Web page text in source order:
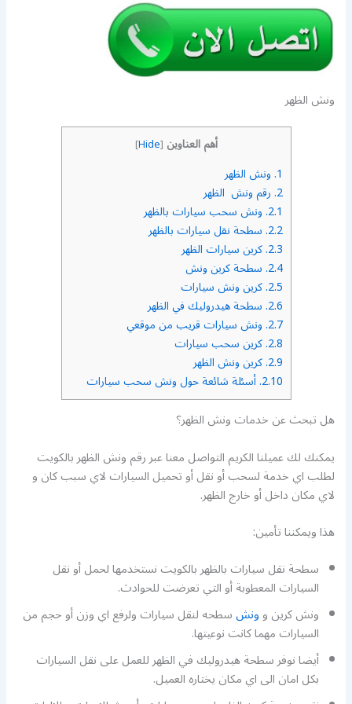
ونش الظهر
أهم العناوين [
Hide
]
1. ونش الظهر
2. رقم ونش الظهر
2.1. ونش سحب سيارات بالظهر
2.2. سطحة نقل سيارات بالظهر
2.3. كرين سيارات الظهر
2.4. سطحة كرين ونش
2.5. كرين ونش سيارات
2.6. سطحة هيدروليك في الظهر
2.7. ونش سيارات قريب من موقعي
2.8. كرين سحب سيارات
2.9. كرين ونش الظهر
2.10. أسئلة شائعة حول ونش سحب سيارات
هل تبحث عن خدمات ونش الظهر؟
يمكنك لك عميلنا الكريم التواصل معنا عبر رقم ونش الظهر بالكويت
لطلب اي خدمة لسحب أو نقل أو تحميل السيارات لاي سبب كان و
لاي مكان داخل أو خارج الظهر.
هذا ويمكننا تأمين:
سطحة نقل سيارات بالظهر بالكويت نستخدمها لحمل أو نقل
السيارات المعطوبة أو التي تعرضت للحوادث.
ونش كرين وونشسطحه لنقل سيارات ولرفع اي وزن أو حجم من
السيارات مهما كانت نوعيتها.
أيضا نوفر سطحة هيدروليك في الظهر للعمل على نقل السيارات
بكل امان الى اي مكان يختاره العميل.